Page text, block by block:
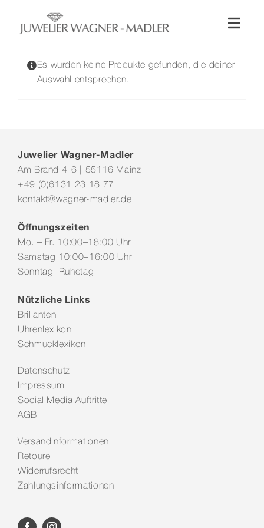
springen
Wellendorff
Service & Leistungen
Es wurden keine Produkte gefunden, die deiner
Auswahl entsprechen.
Juwelier Wagner-Madler
Am Brand 4-6 | 55116 Mainz
+49 (0)6131 23 18 77
kontakt@wagner-madler.de
Öffnungszeiten
Mo. – Fr. 10:00–18:00 Uhr
Samstag 10:00–16:00 Uhr
Sonntag Ruhetag
Nützliche Links
Brillanten
Uhrenlexikon
Schmucklexikon
Datenschutz
Impressum
Social Media Auftritte
AGB
Versandinformationen
Retoure
Widerrufsrecht
Zahlungsinformationen